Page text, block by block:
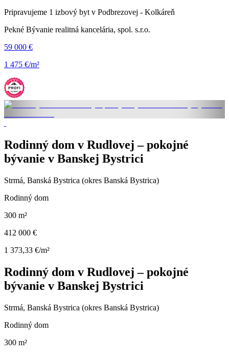
Pripravujeme 1 izbový byt v Podbrezovej - Kolkáreň
Pekné Bývanie realitná kancelária, spol. s.r.o.
59 000 €
1 475 €/m²
Rodinný dom v Rudlovej – pokojné
bývanie v Banskej Bystrici
Strmá, Banská Bystrica (okres Banská Bystrica)
Rodinný dom
300 m²
412 000 €
1 373,33 €/m²
Rodinný dom v Rudlovej – pokojné
bývanie v Banskej Bystrici
Strmá, Banská Bystrica (okres Banská Bystrica)
Rodinný dom
300 m²